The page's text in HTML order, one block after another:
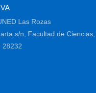
Las Rozas
s/n, Facultad de
28232